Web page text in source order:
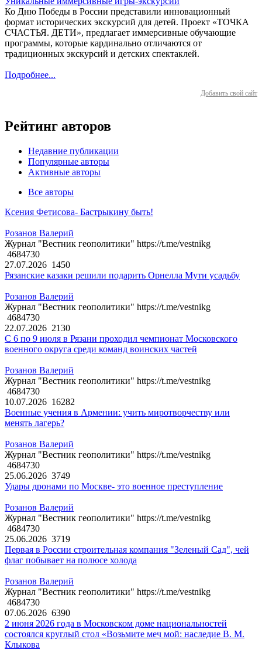
Ко Дню Победы в России представили инновационный
формат исторических экскурсий для детей. Проект «ТОЧКА
СЧАСТЬЯ. ДЕТИ», предлагает иммерсивные обучающие
программы, которые кардинально отличаются от
традиционных экскурсий и детских спектаклей.
Подробнее...
Добавить свой сайт
Рейтинг авторов
Недавние публикации
Популярные авторы
Активные авторы
Все авторы
Ксения Фетисова- Бастрыкину быть!
Розанов Валерий
Журнал "Вестник геополитики" https://t.me/vestnikg
4684730
27.07.2026 1450
Рязанские казаки решили подарить Орнелла Мути усадьбу
Розанов Валерий
Журнал "Вестник геополитики" https://t.me/vestnikg
4684730
22.07.2026 2130
С 6 по 9 июля в Рязани проходил чемпионат Московского
военного округа среди команд воинских частей
Розанов Валерий
Журнал "Вестник геополитики" https://t.me/vestnikg
4684730
10.07.2026 16282
Военные учения в Армении: учить миротворчеству или
менять лагерь?
Розанов Валерий
Журнал "Вестник геополитики" https://t.me/vestnikg
4684730
25.06.2026 3749
Удары дронами по Москве- это военное преступление
Розанов Валерий
Журнал "Вестник геополитики" https://t.me/vestnikg
4684730
25.06.2026 3719
Первая в России строительная компания "Зеленый Сад", чей
флаг побывает на полюсе холода
Розанов Валерий
Журнал "Вестник геополитики" https://t.me/vestnikg
4684730
07.06.2026 6390
2 июня 2026 года в Московском доме национальностей
состоялся круглый стол «Возьмите меч мой: наследие В. М.
Клыкова